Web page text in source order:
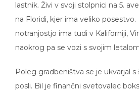
lastnik. Živi v svoji stolpnici na 5.
na Floridi, kjer ima veliko posestvo.
notranjostjo ima tudi v Kaliforniji,
naokrog pa se vozi s svojim
Poleg gradbeništva se je ukvarjal
posli. Bil je finančni svetovalec